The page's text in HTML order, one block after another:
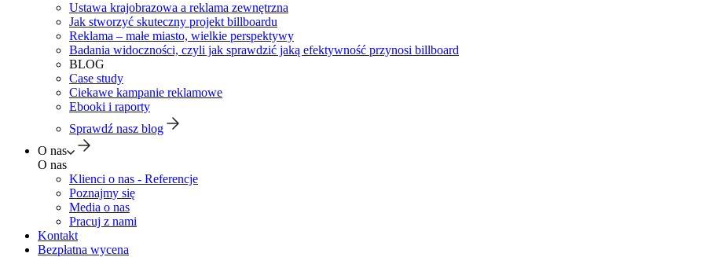
Ustawa krajobrazowa a reklama zewnętrzna
Jak stworzyć skuteczny projekt billboardu
Reklama – małe miasto, wielkie perspektywy
Badania widoczności, czyli jak sprawdzić jaką efektywność przynosi billboard
BLOG
Case study
Ciekawe kampanie reklamowe
Ebooki i raporty
Sprawdź nasz blog
O nas
O nas
Klienci o nas - Referencje
Poznajmy się
Media o nas
Pracuj z nami
Kontakt
Bezpłatna wycena